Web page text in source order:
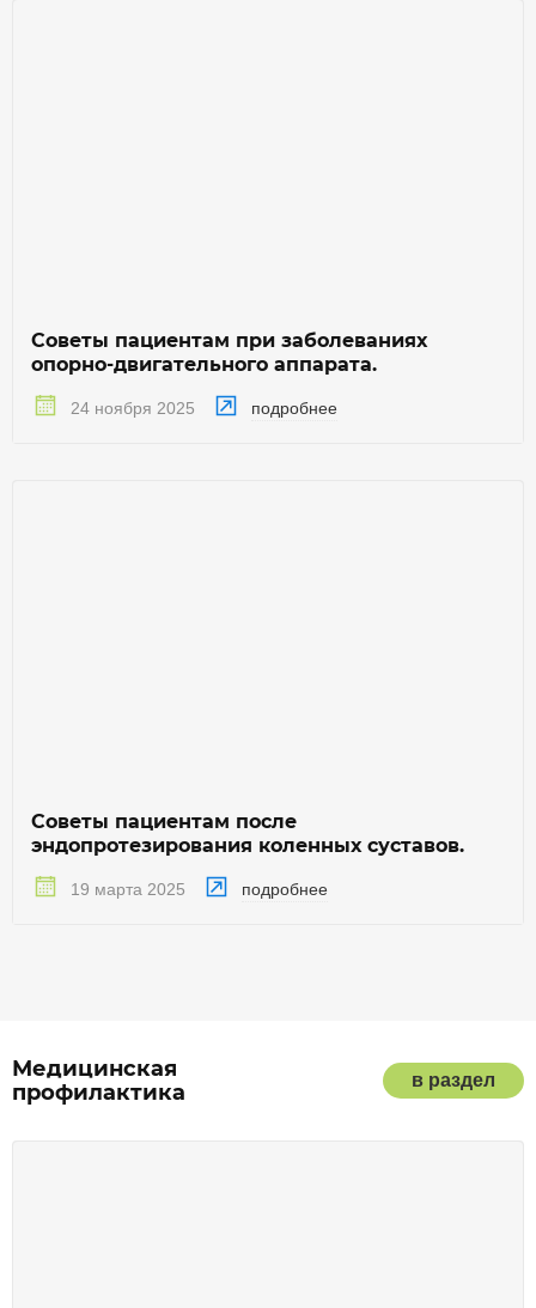
Советы пациентам при заболеваниях
опорно-двигательного аппарата.
24 ноября 2025 подробнее
Советы пациентам после
эндопротезирования коленных суставов.
19 марта 2025 подробнее
Медицинская
профилактика
в раздел